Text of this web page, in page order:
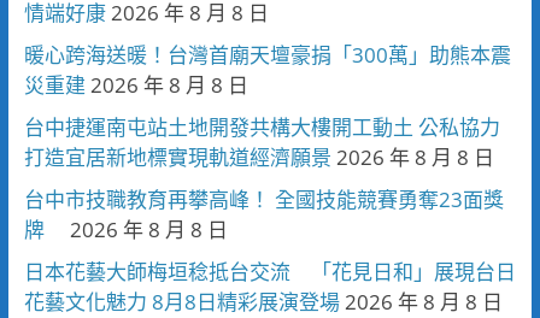
情端好康2026 年 8 月 8 日
暖心跨海送暖！台灣首廟天壇豪捐「300萬」助熊本震
災重建 2026 年 8 月 8 日
台中捷運南屯站土地開發共構大樓開工動土 公私協力
打造宜居新地標實現軌道經濟願景 2026 年 8 月 8 日
台中市技職教育再攀高峰！ 全國技能競賽勇奪23面獎
牌
2026 年 8 月 8 日
日本花藝大師梅垣稔抵台交流 「花見日和」展現台日
花藝文化魅力 8月8日精彩展演登場2026 年 8 月 8 日